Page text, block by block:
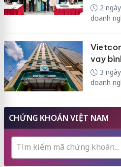
2
doanh
vay
3
doanh
CHỨNG KHOÁN VIỆT NAM
Tìm kiếm mã chứng khoán...